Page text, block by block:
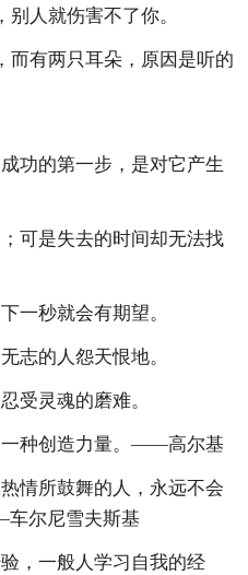
人就伤害不了你。
而有两只耳朵，原因是听的
功的第一步，是对它产生
可是失去的时间却无法找
一秒就会有期望。
志的人怨天恨地。
受灵魂的磨难。
一种创造力量。——高尔基
情所鼓舞的人，永远不会
尔尼雪夫斯基
，一般人学习自我的经